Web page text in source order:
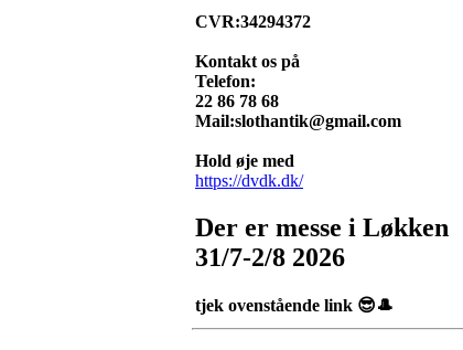
CVR:34294372
Kontakt os på
Telefon:
22 86 78 68
Mail:slothantik@gmail.com
Hold øje med
https://dvdk.dk/
Der er messe i Løkken
31/7-2/8 2026
tjek ovenstående link 😎🎩